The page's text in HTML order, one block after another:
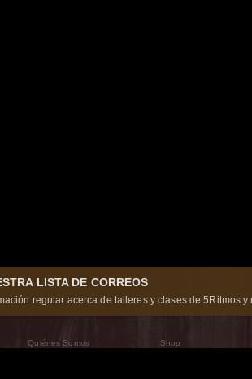
LISTA DE CORREOS
regular acerca de talleres y clases de 5Ritmos y
Quiénes Somos
Shop